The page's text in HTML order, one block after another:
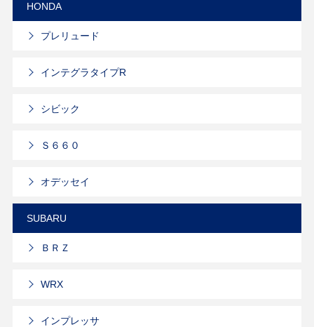
HONDA
プレリュード
インテグラタイプR
シビック
Ｓ６６０
オデッセイ
SUBARU
ＢＲＺ
WRX
インプレッサ